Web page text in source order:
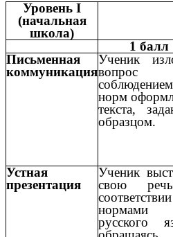
Уровень I
(начальная
школа)
1 балл
Письменная
коммуникация
Ученик
соблюдением
норм
текста,
образцом.
Устная
презентация
Ученик
свою
нормами
русского